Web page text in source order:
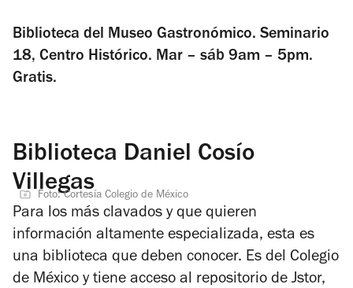
Biblioteca del Museo Gastronómico. Seminario
18, Centro Histórico. Mar – sáb 9am – 5pm.
Gratis.
Biblioteca Daniel Cosío
Villegas
Foto: Cortesía Colegio de México
Para los más clavados y que quieren
información altamente especializada, esta es
una biblioteca que deben conocer. Es del Colegio
de México y tiene acceso al repositorio de Jstor,